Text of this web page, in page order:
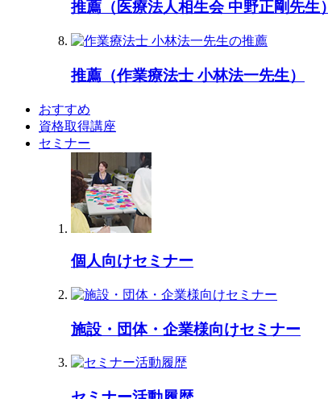
推薦（医療法人相生会 中野正剛先生）
推薦（作業療法士 小林法一先生）
おすすめ
資格取得講座
セミナー
個人向けセミナー
施設・団体・企業様向けセミナー